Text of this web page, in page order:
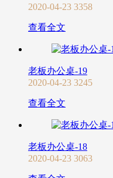
2020-04-23 3358
查看全文
老板办公桌-19
2020-04-23 3245
查看全文
老板办公桌-18
2020-04-23 3063